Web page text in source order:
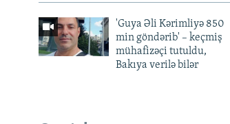
'Guya Əli Kərimliyə 850
min göndərib' – keçmiş
mühafizəçi tutuldu,
Bakıya verilə bilər